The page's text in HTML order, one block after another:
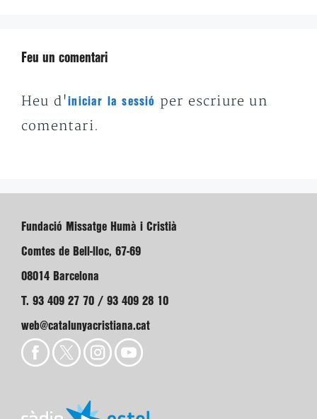
Feu un comentari
Heu d'iniciar la sessió
per escriure un
comentari.
Fundació Missatge Humà i Cristià
Comtes de Bell-lloc, 67-69
08014 Barcelona
T. 93 409 27 70 / 93 409 28 10
web@catalunyacristiana.cat